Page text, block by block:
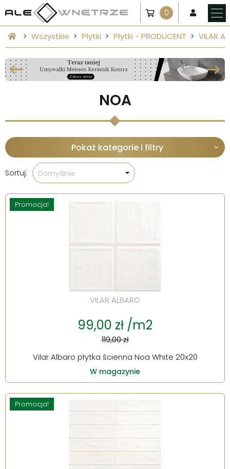
0
Wszystkie Płytki Płytki - PRODUCENT VILAR
NOA
Pokaż kategorie i filtry
Sortuj: Domyślnie
Promocja!
VILAR ALBARO
99,00 zł /m2
119,00 zł
Vilar Albaro płytka ścienna Noa White 20x20
W magazynie
Promocja!